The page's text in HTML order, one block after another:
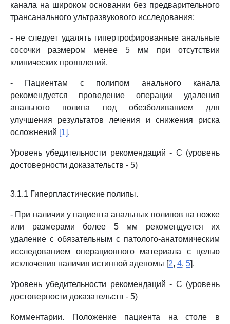
канала на широком основании без предварительного
трансанального ультразвукового исследования;
- не следует удалять гипертрофированные анальные
сосочки размером менее 5 мм при отсутствии
клинических проявлений.
- Пациентам с полипом анального канала
рекомендуется проведение операции удаления
анального полипа под обезболиванием для
улучшения результатов лечения и снижения риска
осложнений [1].
Уровень убедительности рекомендаций - C (уровень
достоверности доказательств - 5)
3.1.1 Гиперпластические полипы.
- При наличии у пациента анальных полипов на ножке
или размерами более 5 мм рекомендуется их
удаление с обязательным с патолого-анатомическим
исследованием операционного материала с целью
исключения наличия истинной аденомы [2, 4, 5].
Уровень убедительности рекомендаций - C (уровень
достоверности доказательств - 5)
Комментарии. Положение пациента на столе в